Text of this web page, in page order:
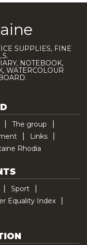
SUPPLIES, FINE
NOTEBOOK,
WATERCOLOUR
The group
Links
Rhodia
Sport
Equality Index